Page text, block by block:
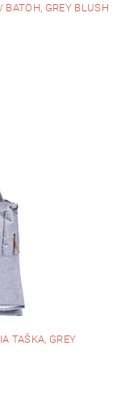
BATOH, GREY BLUSH
TAŠKA, GREY